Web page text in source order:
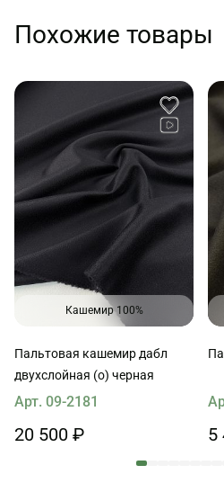
Похожие товары
Кашемир 100%
Пальтовая кашемир дабл
двухслойная (о) черная
Арт. 09-2181
20 500 ₽ 5